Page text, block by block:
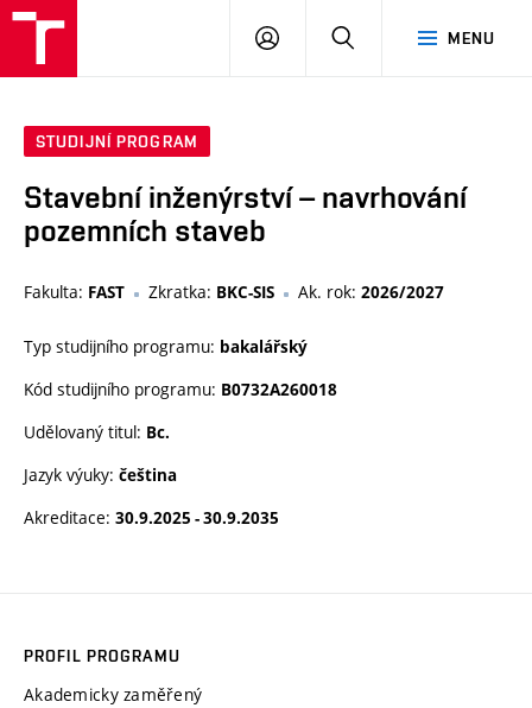
MENU
PŘIHLÁSIT
STUDIJNÍ PROGRAM
Stavební inženýrství – navrhování
pozemních staveb
Fakulta: FAST Zkratka: BKC-SIS Ak. rok: 2026/2027
Typ studijního programu: bakalářský
Kód studijního programu: B0732A260018
Udělovaný titul: Bc.
Jazyk výuky: čeština
Akreditace: 30.9.2025 - 30.9.2035
PROFIL PROGRAMU
Akademicky zaměřený